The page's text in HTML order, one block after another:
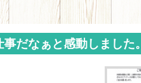
だなぁと感動しました。